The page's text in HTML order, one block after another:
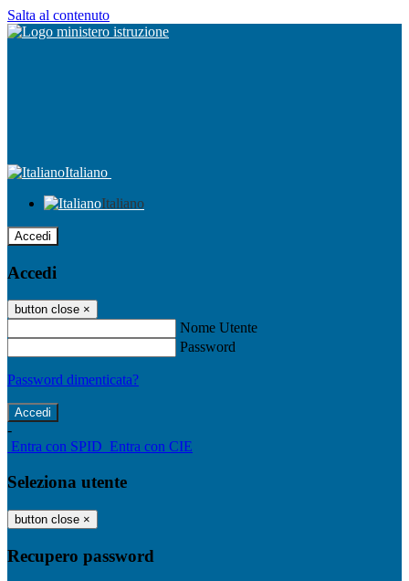
Salta al contenuto
Italiano
Italiano
Accedi
Accedi
button close ×
Nome Utente
Password
Password dimenticata?
-
Entra con SPID Entra con CIE
Seleziona utente
button close ×
Recupero password